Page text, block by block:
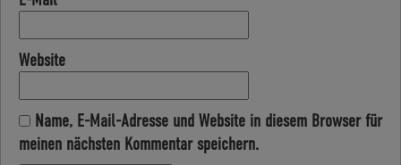
Website
Name, E-Mail-Adresse und Website in diesem Browser für
meinen nächsten Kommentar speichern.